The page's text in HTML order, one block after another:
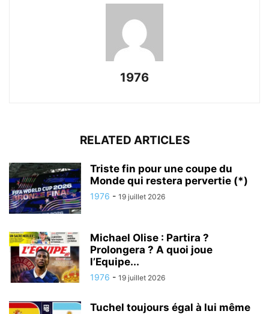
1976
RELATED ARTICLES
Triste fin pour une coupe du
Monde qui restera pervertie (*)
1976 - 19 juillet 2026
Michael Olise : Partira ?
Prolongera ? A quoi joue
l’Equipe...
1976 - 19 juillet 2026
Tuchel toujours égal à lui même